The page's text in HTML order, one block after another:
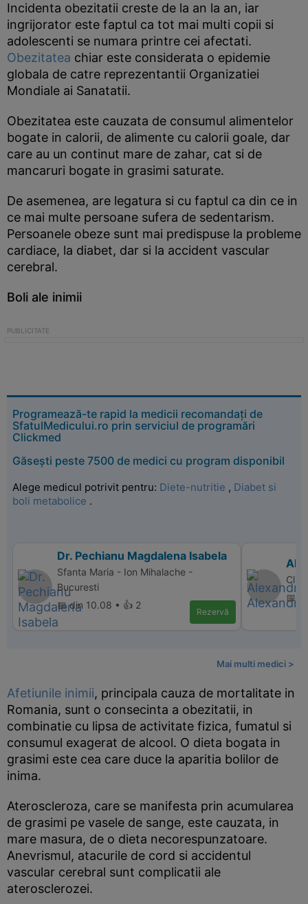
Incidenta obezitatii creste de la an la an, iar
ingrijorator este faptul ca tot mai multi copii si
adolescenti se numara printre cei afectati.
Obezitatea chiar este considerata o epidemie
globala de catre reprezentantii Organizatiei
Mondiale ai Sanatatii.
Obezitatea este cauzata de consumul alimentelor
bogate in calorii, de alimente cu calorii goale, dar
care au un continut mare de zahar, cat si de
mancaruri bogate in grasimi saturate.
De asemenea, are legatura si cu faptul ca din ce in
ce mai multe persoane sufera de sedentarism.
Persoanele obeze sunt mai predispuse la probleme
cardiace, la diabet, dar si la accident vascular
cerebral.
Boli ale inimii
Programează-te rapid la medicii recomandați de
SfatulMedicului.ro prin serviciul de programări
Clickmed
Găsești peste 7500 de medici cu program disponibil
Alege medicul potrivit pentru: Diete-nutritie , Diabet si
boli metabolice .
Dr. Pechianu Magdalena Isabela
Sfanta Maria - Ion Mihalache -
Bucuresti
📅 din 10.08 • 👍 2
Rezervă
📅
Mai multi medici >
Afetiunile inimii, principala cauza de mortalitate in
Romania, sunt o consecinta a obezitatii, in
combinatie cu lipsa de activitate fizica, fumatul si
consumul exagerat de alcool. O dieta bogata in
grasimi este cea care duce la aparitia bolilor de
inima.
Ateroscleroza, care se manifesta prin acumularea
de grasimi pe vasele de sange, este cauzata, in
mare masura, de o dieta necorespunzatoare.
Anevrismul, atacurile de cord si accidentul
vascular cerebral sunt complicatii ale
aterosclerozei.